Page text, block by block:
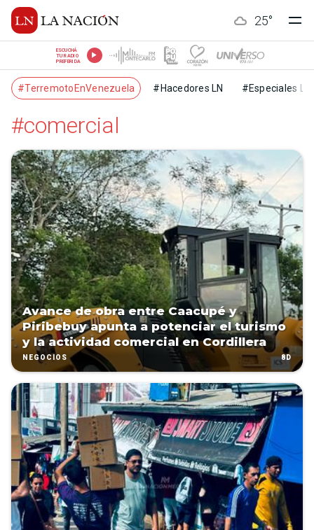
25°
ESCUCHÁ
TU RADIO
PREFERIDA
#TerremotoEnVenezuela #Hacedores LN #Especiales LN
#comercial
Avance de obra entre Caacupé y
Piribebuy apunta a potenciar el turismo
y la actividad comercial en Cordillera
NEGOCIOS 8D